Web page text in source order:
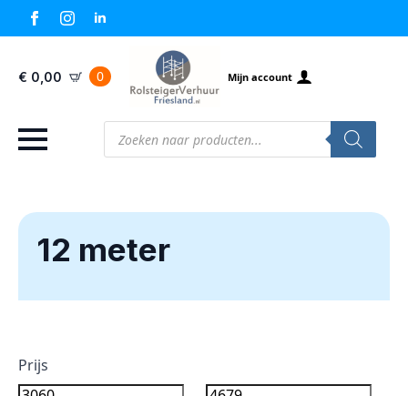
€ 0,00 0 Mijn account
Producten
zoeken
12 meter
Prijs